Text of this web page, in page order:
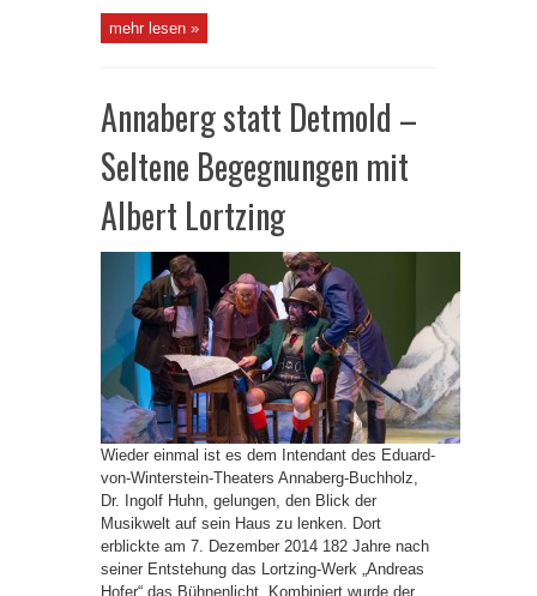
mehr lesen »
Annaberg statt Detmold –
Seltene Begegnungen mit
Albert Lortzing
Wieder einmal ist es dem Intendant des Eduard-
von-Winterstein-Theaters Annaberg-Buchholz,
Dr. Ingolf Huhn, gelungen, den Blick der
Musikwelt auf sein Haus zu lenken. Dort
erblickte am 7. Dezember 2014 182 Jahre nach
seiner Entstehung das Lortzing-Werk „Andreas
Hofer“ das Bühnenlicht. Kombiniert wurde der